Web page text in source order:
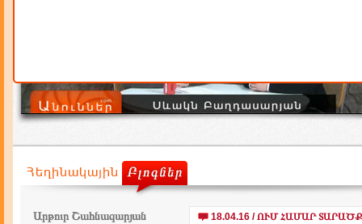
Արթուր Շահնազարյան
18.04.16 / ՈՒՄ ՀԱՄԱՐ ՏԱՐԱԾՔ